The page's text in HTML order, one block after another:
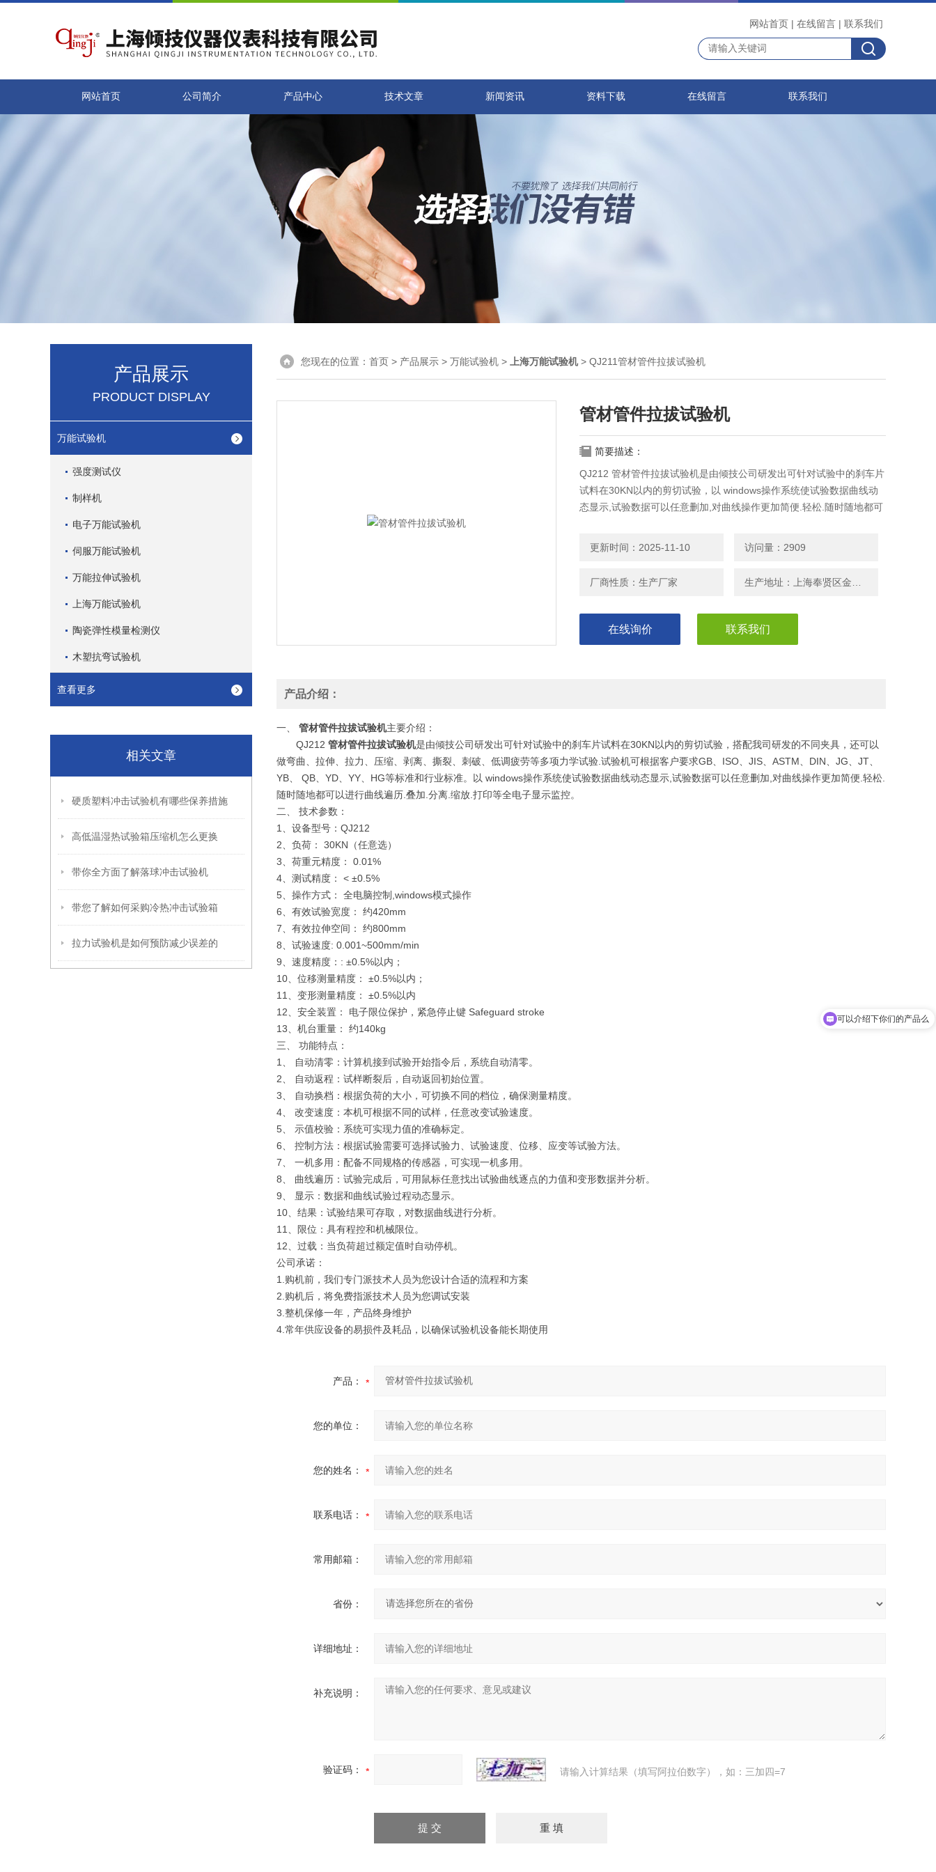
网站首页 | 在线留言 | 联系我们
网站首页 公司简介 产品中心 技术文章 新闻资讯 资料下载 在线留言 联系我们
产品展示
PRODUCT DISPLAY
万能试验机
强度测试仪
制样机
电子万能试验机
伺服万能试验机
万能拉伸试验机
上海万能试验机
陶瓷弹性模量检测仪
木塑抗弯试验机
查看更多
相关文章
硬质塑料冲击试验机有哪些保养措施
高低温湿热试验箱压缩机怎么更换
带你全方面了解落球冲击试验机
带您了解如何采购冷热冲击试验箱
拉力试验机是如何预防减少误差的
您现在的位置： 首页 > 产品展示 > 万能试验机 > 上海万能试验机> QJ211管材管件拉拔试验机
管材管件拉拔试验机
简要描述：
QJ212 管材管件拉拔试验机是由倾技公司研发出可针对试验中的刹车片
试料在30KN以内的剪切试验，以 windows操作系统使试验数据曲线动
态显示,试验数据可以任意删加,对曲线操作更加简便.轻松.随时随地都可
更新时间：2025-11-10 访问量：2909
厂商性质：生产厂家
在线询价 联系我们
产品介绍：
一、 管材管件拉拔试验机主要介绍：
QJ212 管材管件拉拔试验机是由倾技公司研发出可针对试验中的刹车片试料在30KN以内的剪切试验，搭配我司研发的不同夹具，还可以
做弯曲、拉伸、拉力、压缩、剥离、撕裂、刺破、低调疲劳等多项力学试验.试验机可根据客户要求GB、ISO、JIS、ASTM、DIN、JG、JT、
YB、 QB、YD、YY、HG等标准和行业标准。以 windows操作系统使试验数据曲线动态显示,试验数据可以任意删加,对曲线操作更加简便.轻松.
随时随地都可以进行曲线遍历.叠加.分离.缩放.打印等全电子显示监控。
二、 技术参数：
1、设备型号：QJ212
2、负荷： 30KN（任意选）
3、荷重元精度： 0.01%
4、测试精度： < ±0.5%
5、操作方式： 全电脑控制,windows模式操作
6、有效试验宽度： 约420mm
7、有效拉伸空间： 约800mm
8、试验速度: 0.001~500mm/min
9、速度精度：: ±0.5%以内；
10、位移测量精度： ±0.5%以内；
11、变形测量精度： ±0.5%以内
12、安全装置： 电子限位保护，紧急停止键 Safeguard stroke
13、机台重量： 约140kg
三、 功能特点：
1、 自动清零：计算机接到试验开始指令后，系统自动清零。
2、 自动返程：试样断裂后，自动返回初始位置。
3、 自动换档：根据负荷的大小，可切换不同的档位，确保测量精度。
4、 改变速度：本机可根据不同的试样，任意改变试验速度。
5、 示值校验：系统可实现力值的准确标定。
6、 控制方法：根据试验需要可选择试验力、试验速度、位移、应变等试验方法。
7、 一机多用：配备不同规格的传感器，可实现一机多用。
8、 曲线遍历：试验完成后，可用鼠标任意找出试验曲线逐点的力值和变形数据并分析。
9、 显示：数据和曲线试验过程动态显示。
10、结果：试验结果可存取，对数据曲线进行分析。
11、限位：具有程控和机械限位。
12、过载：当负荷超过额定值时自动停机。
公司承诺：
1.购机前，我们专门派技术人员为您设计合适的流程和方案
2.购机后，将免费指派技术人员为您调试安装
3.整机保修一年，产品终身维护
4.常年供应设备的易损件及耗品，以确保试验机设备能长期使用
产品：
您的单位：
您的姓名：
联系电话：
常用邮箱：
省份：
详细地址：
补充说明：
验证码： 请输入计算结果（填写阿拉伯数字），如：三加四=7
可以介绍下你们的产品么